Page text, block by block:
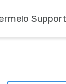
Support